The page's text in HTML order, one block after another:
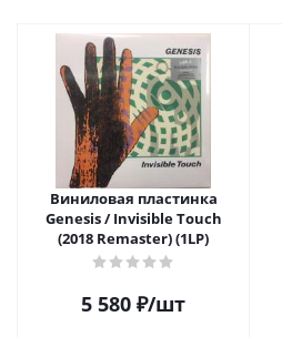
Виниловая пластинка
Genesis / Invisible Touch
(2018 Remaster) (1LP)
5 580 ₽/шт